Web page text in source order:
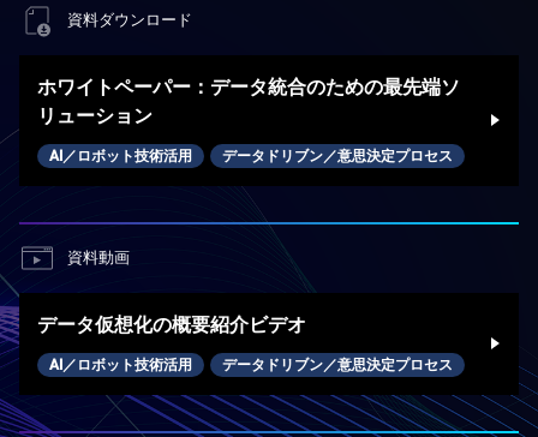
資料ダウンロード
ホワイトペーパー：データ統合のための最先端ソ
リューション
AI／ロボット技術活用 データドリブン／意思決定プロセス
資料動画
データ仮想化の概要紹介ビデオ
AI／ロボット技術活用 データドリブン／意思決定プロセス